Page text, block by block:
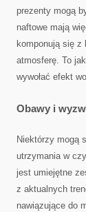
prezenty mogą
naftowe mają
komponują się z
atmosferę. To
wywołać efekt
Obawy i
Niektórzy mogą
utrzymania w
jest umiejętne
z aktualnych
nawiązujące do